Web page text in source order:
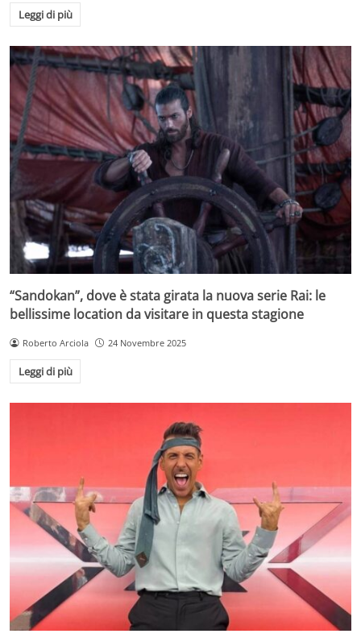
Leggi di più
“Sandokan”, dove è stata girata la nuova serie Rai: le
bellissime location da visitare in questa stagione
Roberto Arciola 24 Novembre 2025
Leggi di più